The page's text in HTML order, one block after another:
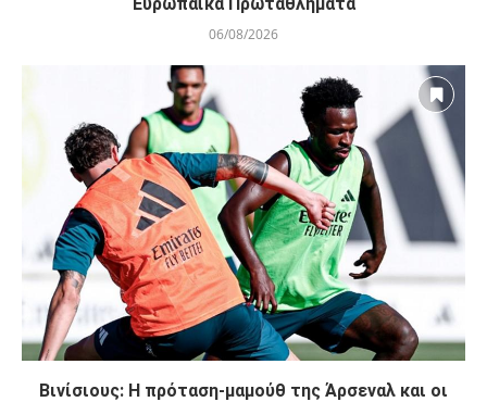
06/08/2026
Βινίσιους: Η πρόταση-μαμούθ της Άρσεναλ και οι